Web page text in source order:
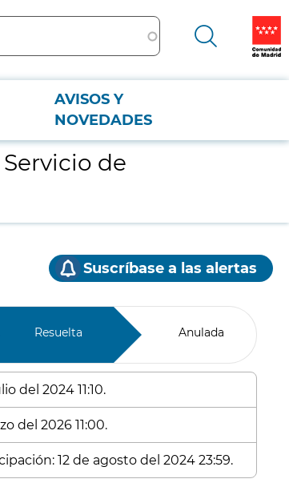
AVISOS Y
NOVEDADES
de
Suscríbase a las alertas
Resuelta Anulada
del 2024 11:10.
del 2026 11:00.
12 de agosto del 2024 23:59.